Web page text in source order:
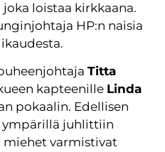
loistaa kirkkaana.
HP:n naisia
Titta
kapteenille Linda
pokaalin. Edellisen
ympärillä juhlittiin
miehet varmistivat